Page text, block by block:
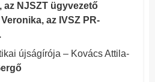
az NJSZT ügyvezető
az IVSZ PR-
újságírója – Kovács Attila-